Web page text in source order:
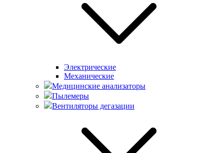
Электрические
Механические
Медицинские анализаторы
Пылемеры
Вентиляторы дегазации